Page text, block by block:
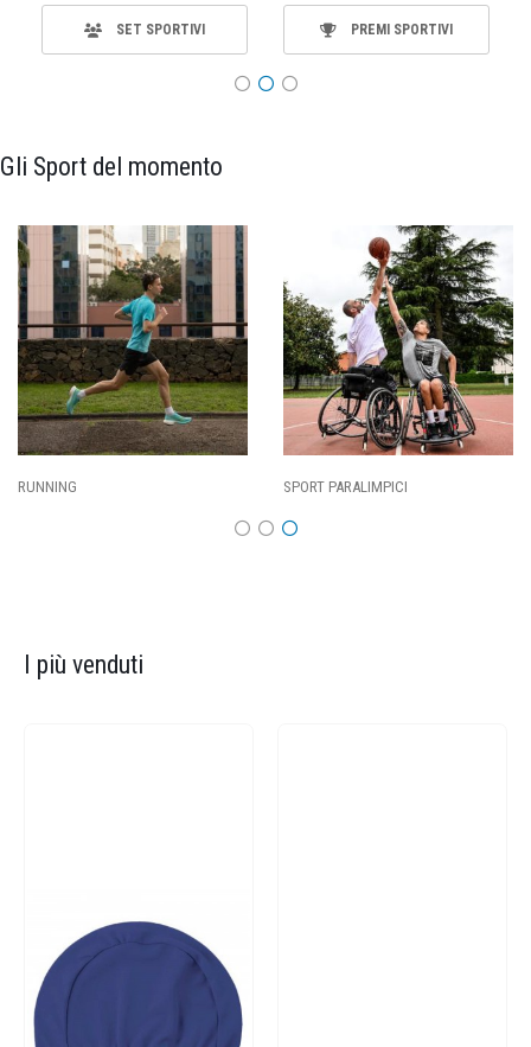
SET SPORTIVI PREMI SPORTIVI
Gli Sport del momento
CALCIO
I più venduti